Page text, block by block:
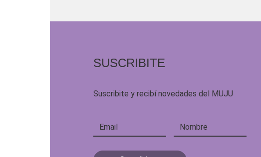
SUSCRIBITE
Suscribite y recibí novedades del MUJU